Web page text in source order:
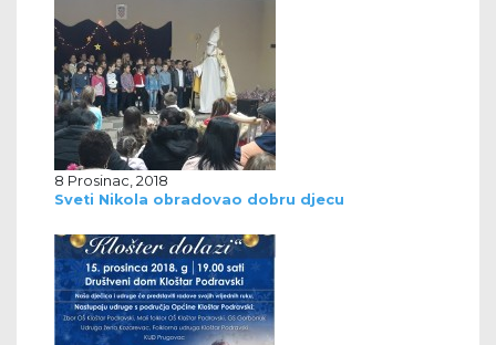
8 Prosinac, 2018
Sveti Nikola obradovao dobru djecu